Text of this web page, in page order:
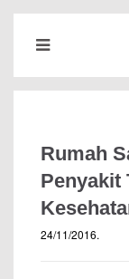
Rumah
Penyakit
24/11/2016.